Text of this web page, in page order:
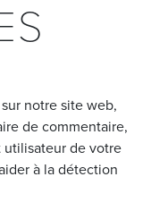
notre site web,
de commentaire,
utilisateur de votre
à la détection